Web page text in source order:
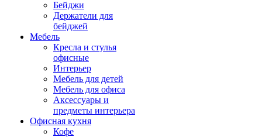
Бейджи
Держатели для
бейджей
Мебель
Кресла и стулья
офисные
Интерьер
Мебель для детей
Мебель для офиса
Аксессуары и
предметы интерьера
Офисная кухня
Кофе